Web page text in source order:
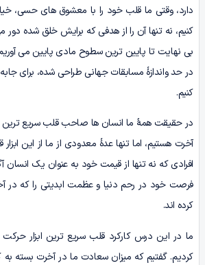
دارد، وقتی ما قلب خود را با معشوق های حسی،
کنیم، نه تنها آن را از هدفی که برایش خلق شده دور
بی نهایت تا پایین ترین سطوح مادی پایین می
در حد واندازۀ مسابقات جهانی طراحی شده، برای
کنیم.
در حقیقت همۀ ما انسان ها صاحب قلب سریع ترین
آخرت هستیم، اما تنها عدۀ معدودی از ما از این ابزار
افرادی که نه تنها از قیمت خود به عنوان یک انسان
فرصت خود در رحم دنیا و عظمت ابدیتی را که در
کرده اند.
ما در این درس کارکرد قلب سریع ترین ابزار
کردیم. گفتیم که میزان سعادت ما در آخرت بسته